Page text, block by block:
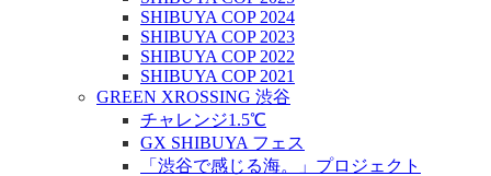
SHIBUYA COP 2024
SHIBUYA COP 2023
SHIBUYA COP 2022
SHIBUYA COP 2021
GREEN XROSSING 渋谷
チャレンジ1.5℃
GX SHIBUYA フェス
「渋谷で感じる海。」プロジェクト